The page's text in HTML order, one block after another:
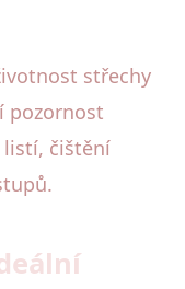
střechy
pozornost
listí, čištění